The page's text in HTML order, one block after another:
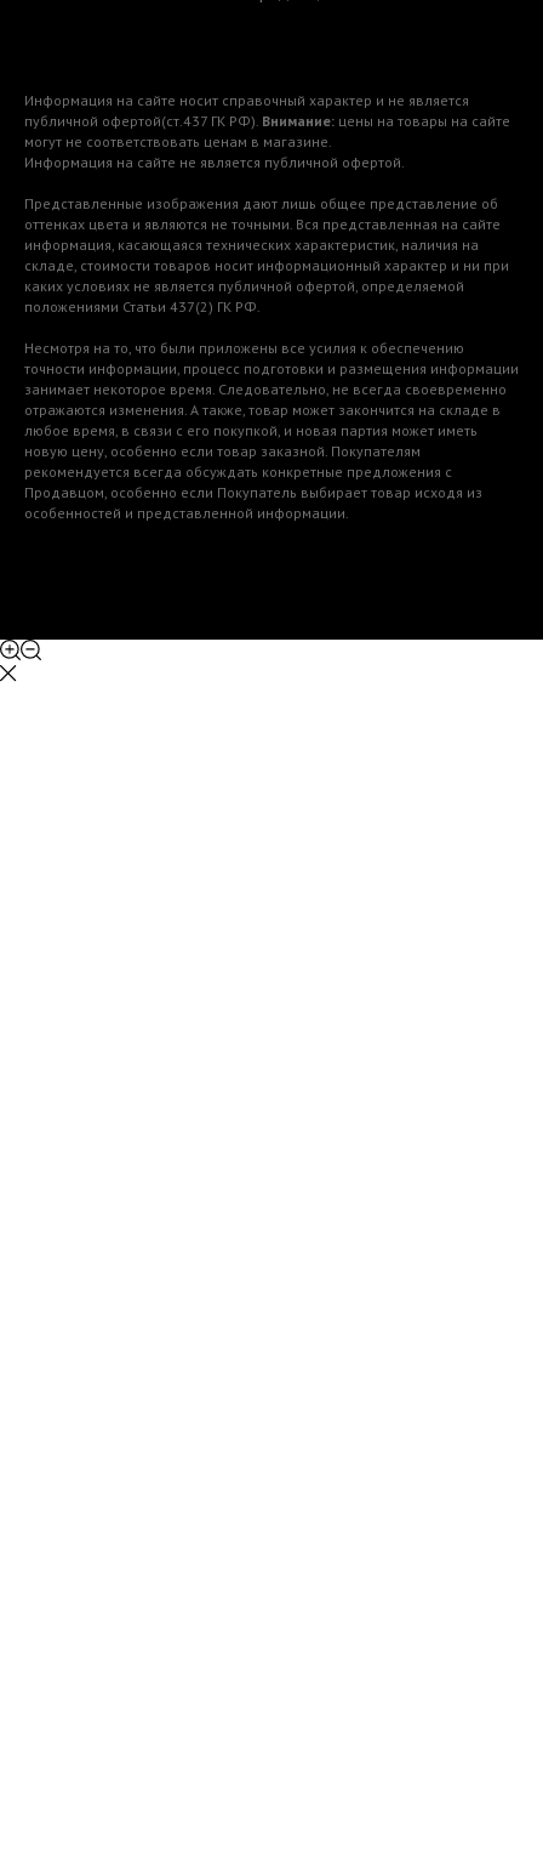
Информация на сайте носит справочный характер и не является
публичной офертой(ст.437 ГК РФ). Внимание: цены на товары на сайте
могут не соответствовать ценам в магазине.
Информация на сайте не является публичной офертой.
Представленные изображения дают лишь общее представление об
оттенках цвета и являются не точными. Вся представленная на сайте
информация, касающаяся технических характеристик, наличия на
складе, стоимости товаров носит информационный характер и ни при
каких условиях не является публичной офертой, определяемой
положениями Статьи 437(2) ГК РФ.
Несмотря на то, что были приложены все усилия к обеспечению
точности информации, процесс подготовки и размещения информации
занимает некоторое время. Следовательно, не всегда своевременно
отражаются изменения. А также, товар может закончится на складе в
любое время, в связи с его покупкой, и новая партия может иметь
новую цену, особенно если товар заказной. Покупателям
рекомендуется всегда обсуждать конкретные предложения с
Продавцом, особенно если Покупатель выбирает товар исходя из
особенностей и представленной информации.